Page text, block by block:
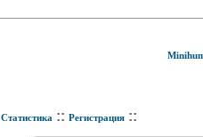
Статистика :: Регистрация ::